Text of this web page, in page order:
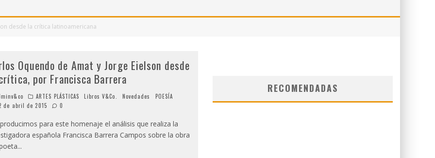
desde la crítica latinoamericana
Oquendo de Amat y Jorge Eielson desde
por Francisca Barrera
ARTES PLÁSTICAS Libros V&Co. Novedades
POESÍA
de abril de 2015
0
para este homenaje el análisis que realiza la
española Francisca Barrera Campos sobre la obra
...
RECOMENDADAS